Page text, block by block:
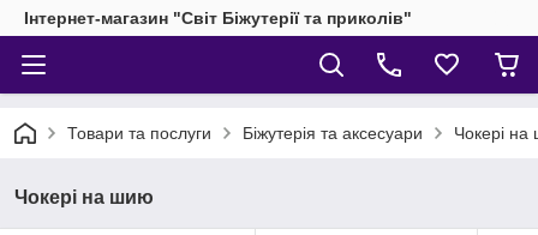
Інтернет-магазин "Світ Біжутерії та приколів"
Товари та послуги Біжутерія та аксесуари Чокері
Чокері на шию